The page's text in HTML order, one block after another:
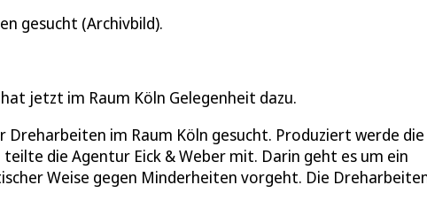
gesucht (Archivbild).
jetzt im Raum Köln Gelegenheit dazu.
im Raum Köln gesucht. Produziert werde die
die Agentur Eick & Weber mit. Darin geht es um ein
Weise gegen Minderheiten vorgeht. Die